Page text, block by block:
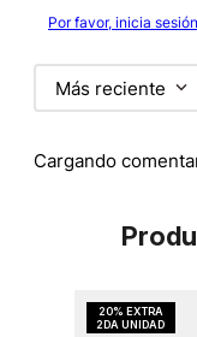
Por favor, inicia
Más reciente
Cargando